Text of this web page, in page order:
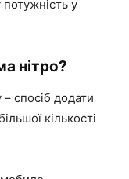
у
нітро?
спосіб додати
кількості